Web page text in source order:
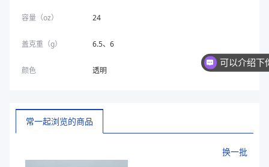
容量（oz） 24
盖克重（g） 6.5、6
颜色 透明
常一起浏览的商品
换一批